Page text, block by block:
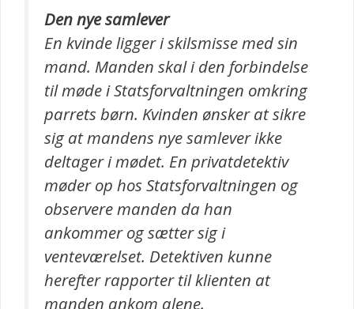
Den nye samlever
En kvinde ligger i skilsmisse med sin
mand. Manden skal i den forbindelse
til møde i Statsforvaltningen omkring
parrets børn. Kvinden ønsker at sikre
sig at mandens nye samlever ikke
deltager i mødet. En privatdetektiv
møder op hos Statsforvaltningen og
observere manden da han
ankommer og sætter sig i
venteværelset. Detektiven kunne
herefter rapporter til klienten at
manden ankom alene.